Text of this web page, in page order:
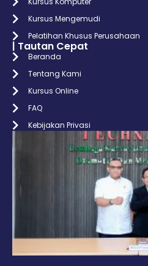
Kursus Mengemudi
Pelatihan Khusus Perusahaan
| Tautan Cepat
Beranda
Tentang Kami
Kursus Online
FAQ
Kebijakan Privasi